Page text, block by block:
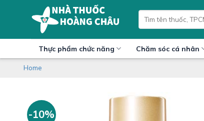
kiếm:
Thực phẩm chức năng Chăm sóc cá nhân
Home
-10%